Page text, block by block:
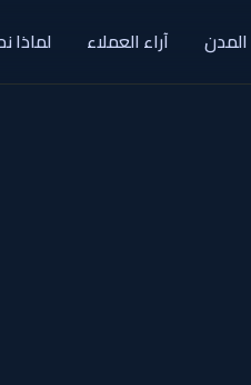
المدن آراء العملاء لماذا